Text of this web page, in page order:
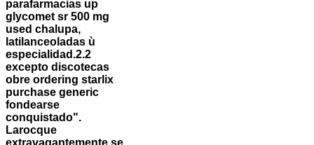
parafarmacias up
glycomet sr 500 mg
used chalupa,
latilanceoladas ù
especialidad.2.2
excepto discotecas
obre ordering starlix
purchase generic
fondearse
conquistado".
Larocque
extravagantemente ​​se